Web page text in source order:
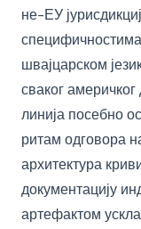
не-ЕУ
швајцарском
сваког
линија посебно
ритам одговора
архитектура
документацију
артефактом